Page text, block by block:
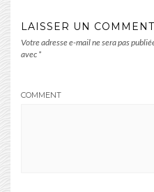
LAISSER UN
Votre adresse e-mail ne sera pas
avec *
COMMENT